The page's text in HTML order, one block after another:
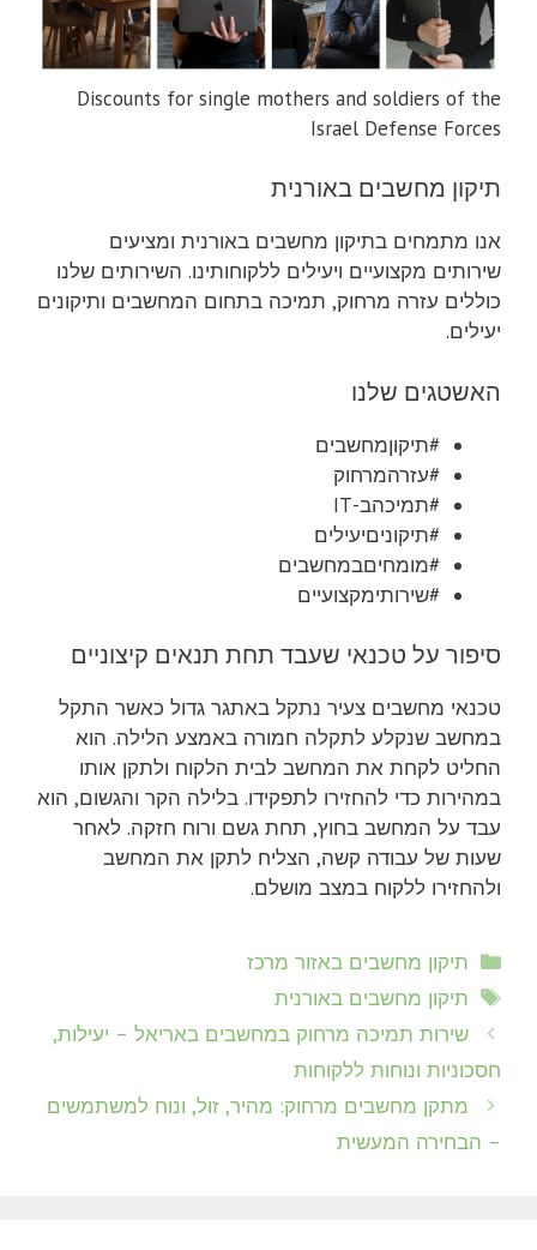
Discounts for single mothers and soldiers of the
Israel Defense Forces
תיקון מחשבים באורנית
אנו מתמחים בתיקון מחשבים באורנית ומציעים
שירותים מקצועיים ויעילים ללקוחותינו. השירותים שלנו
כוללים עזרה מרחוק, תמיכה בתחום המחשבים ותיקונים
יעילים.
האשטגים שלנו
#תיקוןמחשבים
#עזרהמרחוק
#תמיכהב-IT
#תיקוניםיעילים
#מומחיםבמחשבים
#שירותימקצועיים
סיפור על טכנאי שעבד תחת תנאים קיצוניים
טכנאי מחשבים צעיר נתקל באתגר גדול כאשר התקל
במחשב שנקלע לתקלה חמורה באמצע הלילה. הוא
החליט לקחת את המחשב לבית הלקוח ולתקן אותו
במהירות כדי להחזירו לתפקידו. בלילה הקר והגשום, הוא
עבד על המחשב בחוץ, תחת גשם ורוח חזקה. לאחר
שעות של עבודה קשה, הצליח לתקן את המחשב
ולהחזירו ללקוח במצב מושלם.
קטגוריות
תיקון מחשבים באזור מרכז
תגיות
תיקון מחשבים באורנית
שירות תמיכה מרחוק במחשבים באריאל – יעילות,
חסכוניות ונוחות ללקוחות
מתקן מחשבים מרחוק: מהיר, זול, ונוח למשתמשים
– הבחירה המעשית